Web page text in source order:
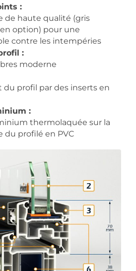
:
de haute qualité (gris
option) pour une
contre les intempéries
:
moderne
du profil par des inserts en
:
thermolaquée sur la
du profilé en PVC